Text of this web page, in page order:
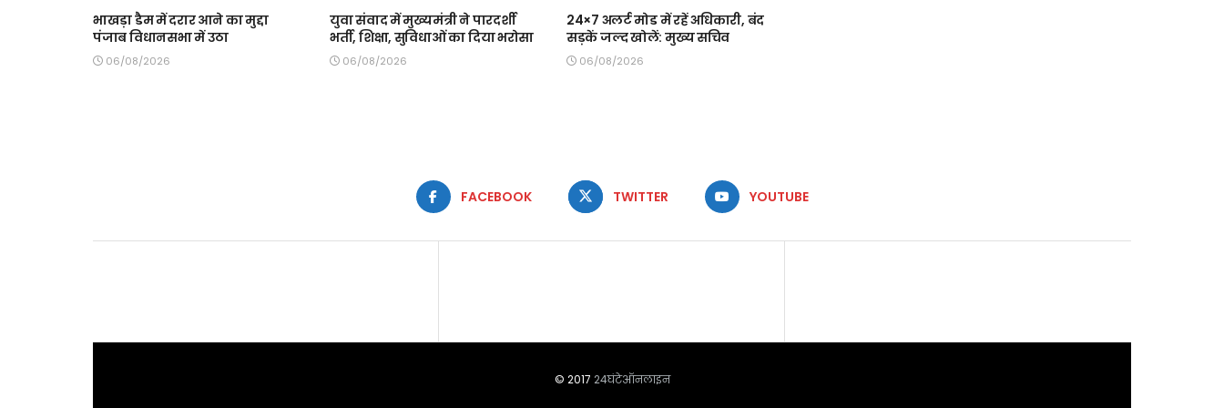
भाखड़ा डैम में दरार आने का मुद्दा
पंजाब विधानसभा में उठा
06/08/2026
युवा संवाद में मुख्यमंत्री ने पारदर्शी
भर्ती, शिक्षा, सुविधाओं का दिया भरोसा
06/08/2026
24×7 अलर्ट मोड में रहें अधिकारी, बंद
सड़कें जल्द खोलें: मुख्य सचिव
06/08/2026
FACEBOOK TWITTER YOUTUBE
© 2017 24घंटेऑनलाइन